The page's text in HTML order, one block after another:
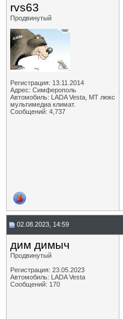
rvs63
Продвинутый
Регистрация: 13.11.2014
Адрес: Симферополь
Автомобиль: LADA Vesta, МТ люкс
мультимедиа климат.
Сообщений: 4,737
02.08.2023, 14:59
дим димыч
Продвинутый
Регистрация: 23.05.2023
Автомобиль: LADA Vesta
Сообщений: 170